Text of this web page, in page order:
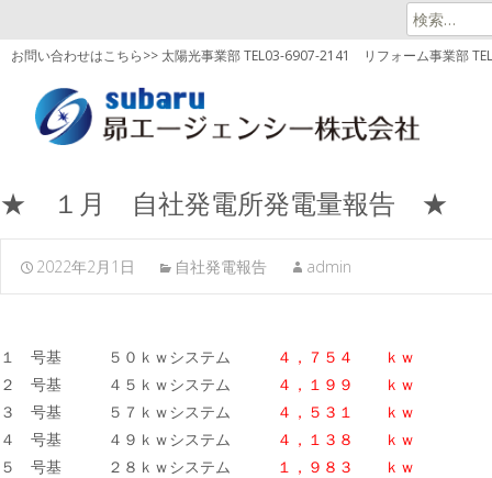
検
索:
お問い合わせはこちら>> 太陽光事業部 TEL03-6907-2141 リフォーム事業部
★ １月 自社発電所発電量報告 ★
2022年2月1日 自社発電報告 admin
１ 号基 ５０ｋｗシステム
４，７５４ ｋｗ
２ 号基 ４５ｋｗシステム
４，１９９ ｋｗ
３ 号基 ５７ｋｗシステム
４，５３１ ｋｗ
４ 号基 ４９ｋｗシステム
４，１３８ ｋｗ
５ 号基 ２８ｋｗシステム
１，９８３ ｋｗ